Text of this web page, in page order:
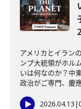
アメリカとイラン
ンプ大統領がホル
いは何なのか？中
政治がご専門、慶
2026.04.13 |